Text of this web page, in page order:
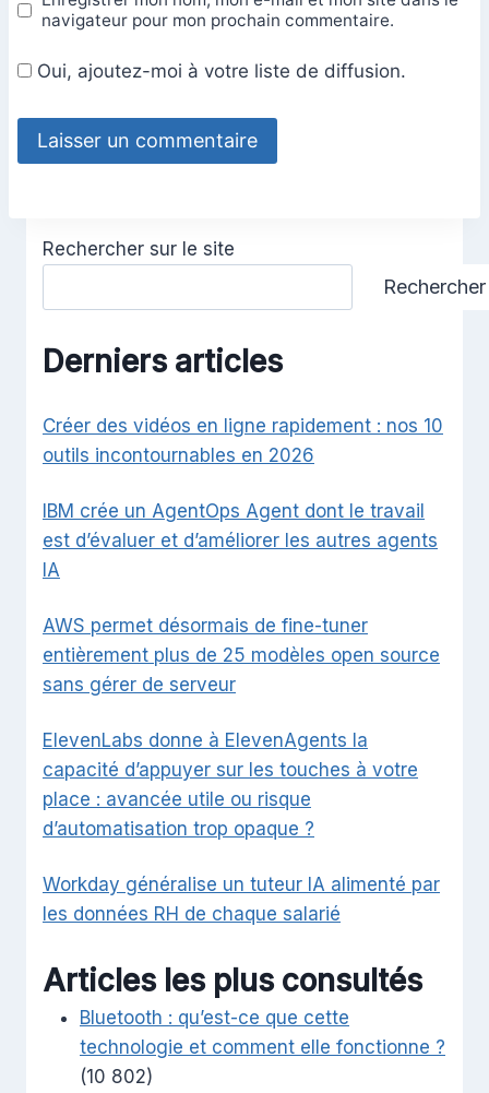
navigateur pour mon prochain commentaire.
Oui, ajoutez-moi à votre liste de diffusion.
Rechercher sur le site
Rechercher
Derniers articles
Créer des vidéos en ligne rapidement : nos 10
outils incontournables en 2026
IBM crée un AgentOps Agent dont le travail
est d’évaluer et d’améliorer les autres agents
IA
AWS permet désormais de fine-tuner
entièrement plus de 25 modèles open source
sans gérer de serveur
ElevenLabs donne à ElevenAgents la
capacité d’appuyer sur les touches à votre
place : avancée utile ou risque
d’automatisation trop opaque ?
Workday généralise un tuteur IA alimenté par
les données RH de chaque salarié
Articles les plus consultés
Bluetooth : qu’est-ce que cette
technologie et comment elle fonctionne ?
(10 802)